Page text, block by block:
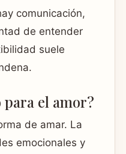
comunicación,
de entender
suele
el amor?
de amar. La
emocionales y